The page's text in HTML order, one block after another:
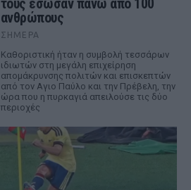
τους έσωσαν πάνω από 100
ανθρώπους
ΣΉΜΕΡΑ
Καθοριστική ήταν η συμβολή τεσσάρων
ιδιωτών στη μεγάλη επιχείρηση
απομάκρυνσης πολιτών και επισκεπτών
από τον Αγιο Παύλο και την Πρέβελη, την
ώρα που η πυρκαγιά απειλούσε τις δύο
περιοχές